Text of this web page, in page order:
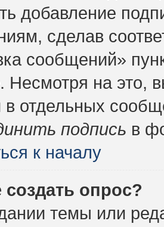
добавление
сделав
сообщений»
Несмотря на это,
в отдельных
подпись в
к началу
создать опрос?
темы или